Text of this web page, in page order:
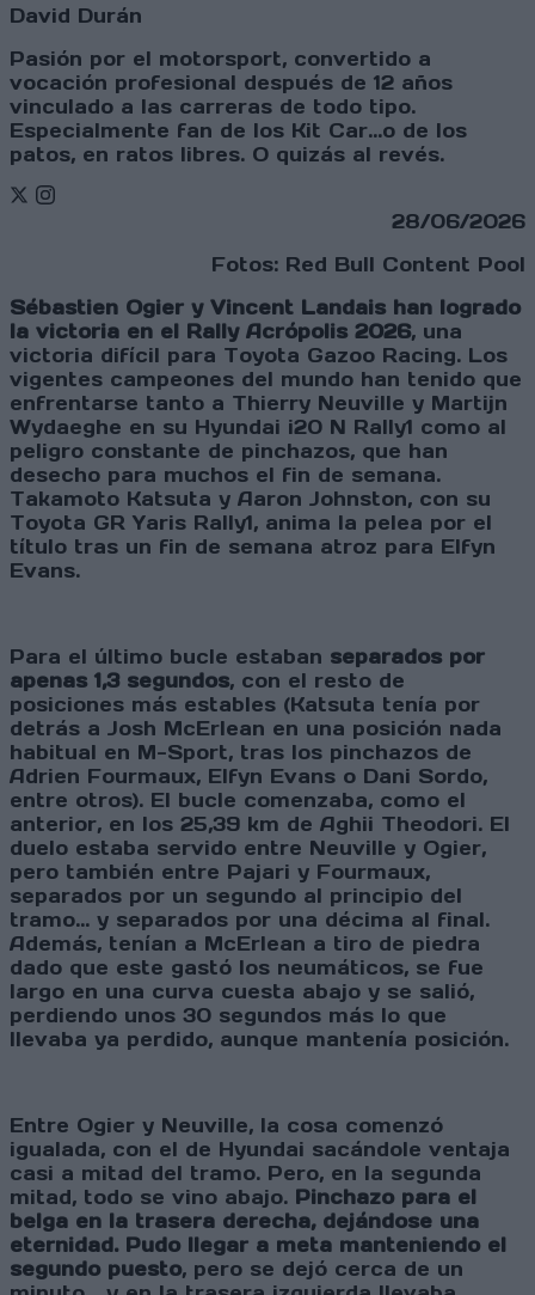
David Durán
Pasión por el motorsport, convertido a
vocación profesional después de 12 años
vinculado a las carreras de todo tipo.
Especialmente fan de los Kit Car...o de los
patos, en ratos libres. O quizás al revés.
Twitter
Instagram
28/06/2026
Fotos: Red Bull Content Pool
Sébastien Ogier y Vincent Landais han logrado
la victoria en el Rally Acrópolis 2026, una
victoria difícil para Toyota Gazoo Racing. Los
vigentes campeones del mundo han tenido que
enfrentarse tanto a Thierry Neuville y Martijn
Wydaeghe en su Hyundai i20 N Rally1 como al
peligro constante de pinchazos, que han
desecho para muchos el fin de semana.
Takamoto Katsuta y Aaron Johnston, con su
Toyota GR Yaris Rally1, anima la pelea por el
título tras un fin de semana atroz para Elfyn
Evans.
Para el último bucle estaban separados por
apenas 1,3 segundos, con el resto de
posiciones más estables (Katsuta tenía por
detrás a Josh McErlean en una posición nada
habitual en M-Sport, tras los pinchazos de
Adrien Fourmaux, Elfyn Evans o Dani Sordo,
entre otros). El bucle comenzaba, como el
anterior, en los 25,39 km de Aghii Theodori. El
duelo estaba servido entre Neuville y Ogier,
pero también entre Pajari y Fourmaux,
separados por un segundo al principio del
tramo… y separados por una décima al final.
Además, tenían a McErlean a tiro de piedra
dado que este gastó los neumáticos, se fue
largo en una curva cuesta abajo y se salió,
perdiendo unos 30 segundos más lo que
llevaba ya perdido, aunque mantenía posición.
Entre Ogier y Neuville, la cosa comenzó
igualada, con el de Hyundai sacándole ventaja
casi a mitad del tramo. Pero, en la segunda
mitad, todo se vino abajo. Pinchazo para el
belga en la trasera derecha, dejándose una
eternidad. Pudo llegar a meta manteniendo el
segundo puesto, pero se dejó cerca de un